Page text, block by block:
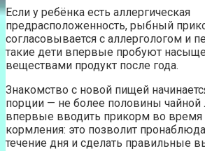
Если у ребёнка есть аллергическая
предрасположенность, рыбный
согласовывается с аллергологом и
такие дети впервые пробуют
веществами продукт после года.
Знакомство с новой пищей
порции — не более половины
впервые вводить прикорм во время
кормления: это позволит
течение дня и сделать правильные